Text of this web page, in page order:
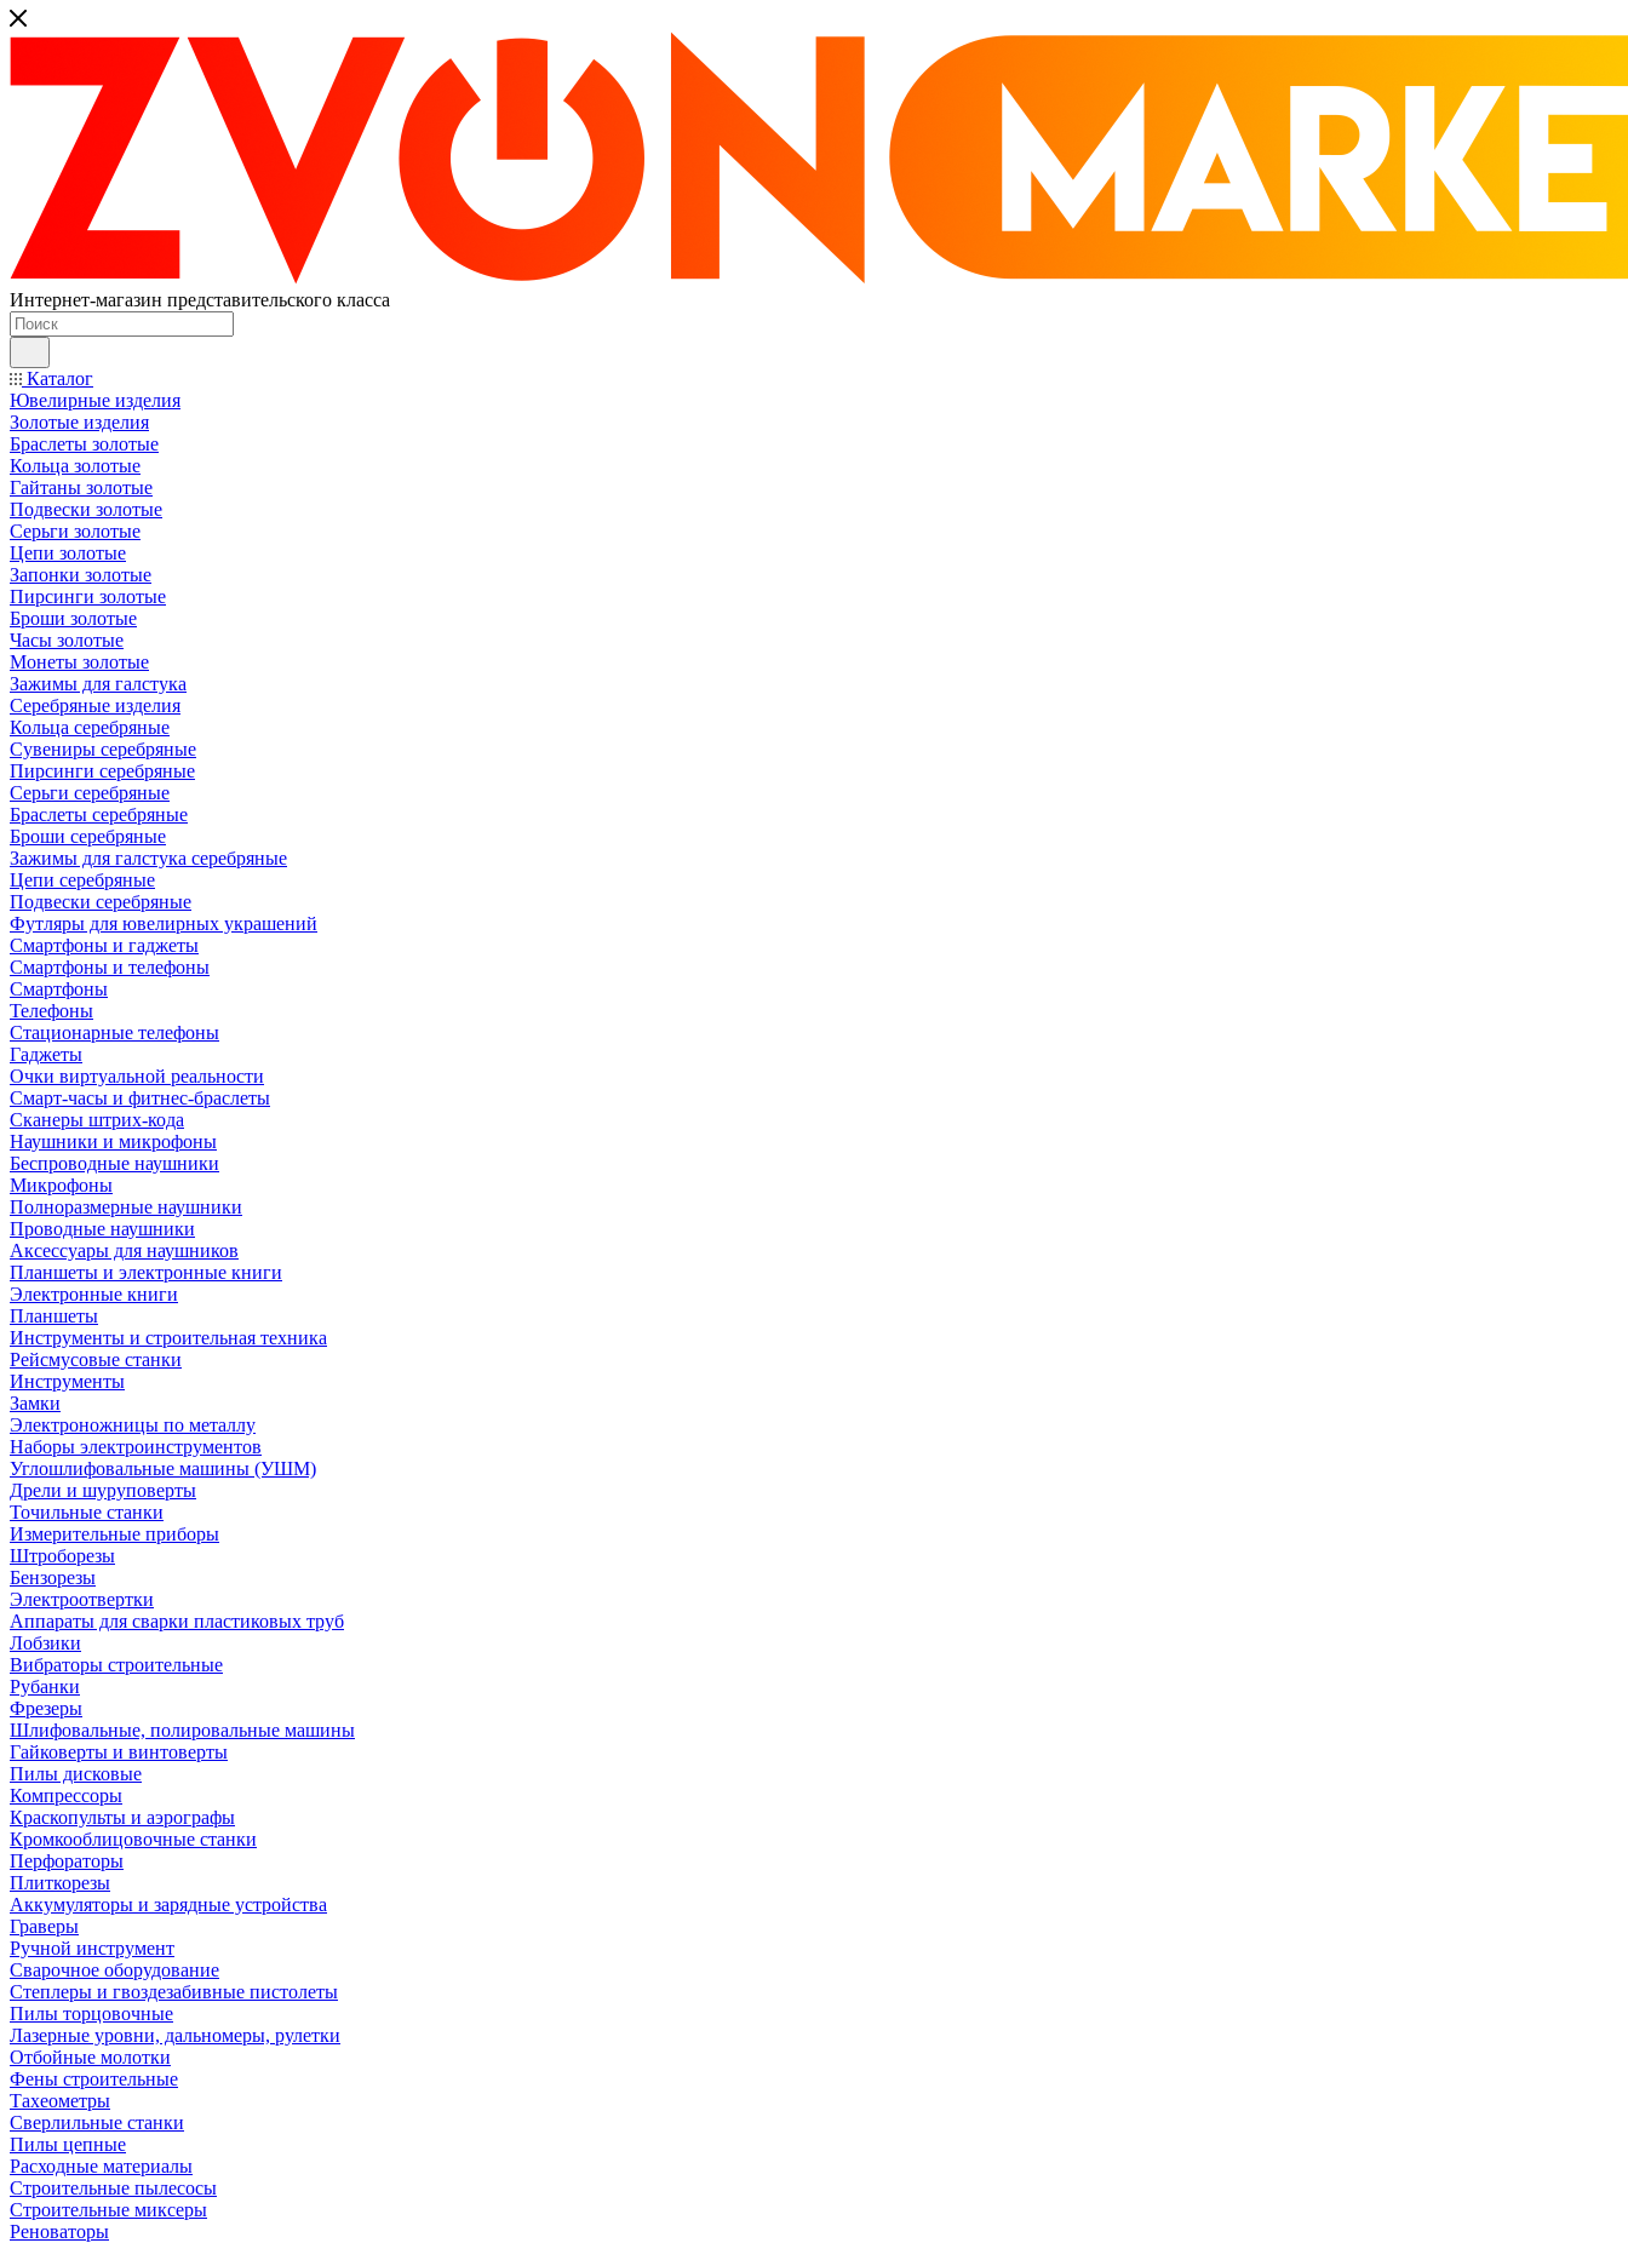
Интернет-магазин представительского класса
Каталог
Ювелирные изделия
Золотые изделия
Браслеты золотые
Кольца золотые
Гайтаны золотые
Подвески золотые
Серьги золотые
Цепи золотые
Запонки золотые
Пирсинги золотые
Броши золотые
Часы золотые
Монеты золотые
Зажимы для галстука
Серебряные изделия
Кольца серебряные
Сувениры серебряные
Пирсинги серебряные
Серьги серебряные
Браслеты серебряные
Броши серебряные
Зажимы для галстука серебряные
Цепи серебряные
Подвески серебряные
Футляры для ювелирных украшений
Смартфоны и гаджеты
Смартфоны и телефоны
Смартфоны
Телефоны
Стационарные телефоны
Гаджеты
Очки виртуальной реальности
Смарт-часы и фитнес-браслеты
Сканеры штрих-кода
Наушники и микрофоны
Беспроводные наушники
Микрофоны
Полноразмерные наушники
Проводные наушники
Аксессуары для наушников
Планшеты и электронные книги
Электронные книги
Планшеты
Инструменты и строительная техника
Рейсмусовые станки
Инструменты
Замки
Электроножницы по металлу
Наборы электроинструментов
Углошлифовальные машины (УШМ)
Дрели и шуруповерты
Точильные станки
Измерительные приборы
Штроборезы
Бензорезы
Электроотвертки
Аппараты для сварки пластиковых труб
Лобзики
Вибраторы строительные
Рубанки
Фрезеры
Шлифовальные, полировальные машины
Гайковерты и винтоверты
Пилы дисковые
Компрессоры
Краскопульты и аэрографы
Кромкооблицовочные станки
Перфораторы
Плиткорезы
Аккумуляторы и зарядные устройства
Граверы
Ручной инструмент
Сварочное оборудование
Степлеры и гвоздезабивные пистолеты
Пилы торцовочные
Лазерные уровни, дальномеры, рулетки
Отбойные молотки
Фены строительные
Тахеометры
Сверлильные станки
Пилы цепные
Расходные материалы
Строительные пылесосы
Строительные миксеры
Реноваторы